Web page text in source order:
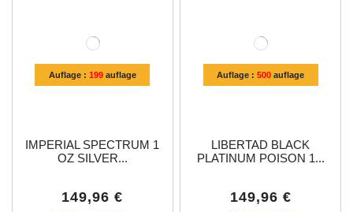
Auflage : 199auflage
IMPERIAL SPECTRUM 1
OZ SILVER...
149,96 €
Auflage :500 auflage
LIBERTAD BLACK
PLATINUM POISON 1...
149,96 €